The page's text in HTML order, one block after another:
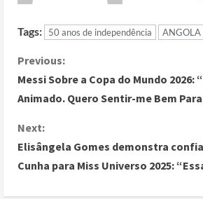
Tags: 50 anos de independência ANGOLA
Previous:
Messi Sobre a Copa do Mundo 2026:
Animado. Quero Sentir-me Bem
Next:
Elisângela Gomes demonstra
Cunha para Miss Universo 2025: